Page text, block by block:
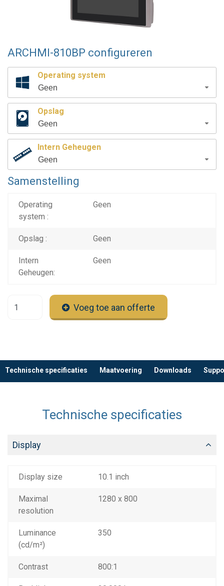
ARCHMI-810BP configureren
Operating system
Geen
Opslag
Geen
Intern Geheugen
Geen
Samenstelling
Operating
system :
Geen
Opslag : Geen
Intern
Geheugen:
Geen
Voeg toe aan offerte
Technische specificaties Maatvoering Downloads
Technische specificaties
Display
Display size 10.1 inch
Maximal
resolution
1280 x 800
Luminance
(cd/m²)
350
Contrast 800:1